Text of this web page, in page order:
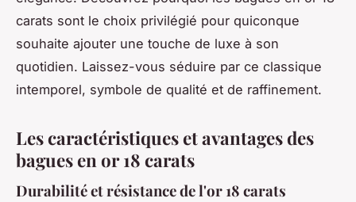
carats sont le choix privilégié pour quiconque
souhaite ajouter une touche de luxe à son
quotidien. Laissez-vous séduire par ce classique
intemporel, symbole de qualité et de raffinement.
Les caractéristiques et avantages des
bagues en or 18 carats
Durabilité et résistance de l'or 18 carats